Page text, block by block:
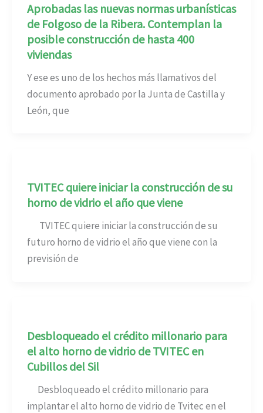
Aprobadas las nuevas normas urbanísticas
de Folgoso de la Ribera. Contemplan la
posible construcción de hasta 400
viviendas
Y ese es uno de los hechos más llamativos del
documento aprobado por la Junta de Castilla y
León, que
TVITEC quiere iniciar la construcción de su
horno de vidrio el año que viene
TVITEC quiere iniciar la construcción de su
futuro horno de vidrio el año que viene con la
previsión de
Desbloqueado el crédito millonario para
el alto horno de vidrio de TVITEC en
Cubillos del Sil
Desbloqueado el crédito millonario para
implantar el alto horno de vidrio de Tvitec en el